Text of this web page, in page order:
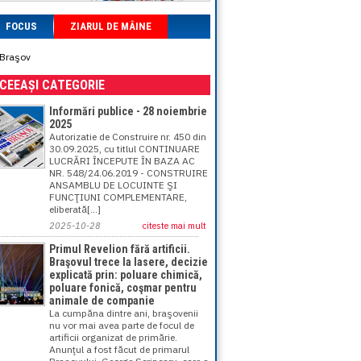
FOCUS ZIARUL DE MÂINE
CATEGORIE
Informări publice - 28 noiembrie
2025
Autorizatie de Construire nr. 450 din
30.09.2025, cu titlul CONTINUARE
LUCRĂRI ÎNCEPUTE ÎN BAZA AC
NR. 548/24.06.2019 - CONSTRUIRE
ANSAMBLU DE LOCUINTE ŞI
FUNCŢIUNI COMPLEMENTARE,
eliberată[...]
2025-10-28 citeste mai mult
Primul Revelion fără artificii.
Braşovul trece la lasere, decizie
explicată prin: poluare chimică,
poluare fonică, coşmar pentru
animale de companie
La cumpăna dintre ani, braşovenii
nu vor mai avea parte de focul de
artificii organizat de primărie.
Anunţul a fost făcut de primarul